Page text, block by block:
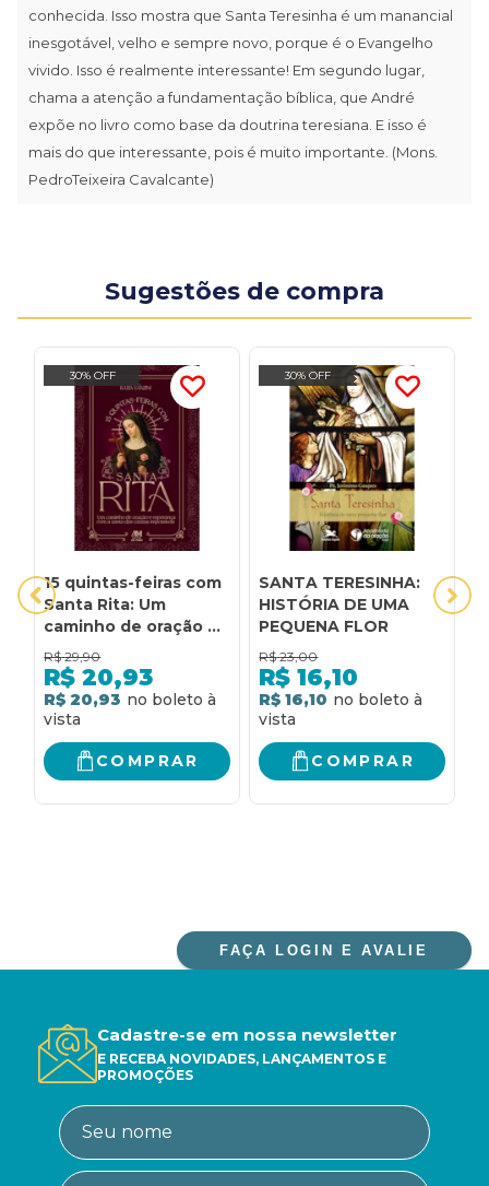
conhecida. Isso mostra que Santa Teresinha é um manancial
inesgotável, velho e sempre novo, porque é o Evangelho
vivido. Isso é realmente interessante! Em segundo lugar,
chama a atenção a fundamentação bíblica, que André
expõe no livro como base da doutrina teresiana. E isso é
mais do que interessante, pois é muito importante. (Mons.
PedroTeixeira Cavalcante)
Sugestões de compra
30% OFF
15 quintas-feiras com
Santa Rita: Um
caminho de oração e
esperança com a
santa das causas
impossíveis
R$ 29,90
R$ 20,93
R$ 20,93
COMPRAR
30% OFF
SANTA TERESINHA:
HISTÓRIA DE UMA
PEQUENA FLOR
R$ 23,00
R$ 16,10
R$ 16,10
COMPRAR
FAÇA LOGIN E AVALIE
Cadastre-se em nossa newsletter
E RECEBA NOVIDADES, LANÇAMENTOS E
PROMOÇÕES